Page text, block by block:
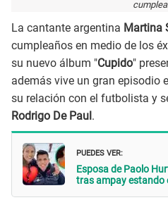
La cantante argentina Martina
cumpleaños en medio de los
su nuevo álbum "Cupido"
además vive un gran episodio
su relación con el futbolista y
Rodrigo De Paul.
PUEDES VER:
Esposa de Paolo
tras ampay estando